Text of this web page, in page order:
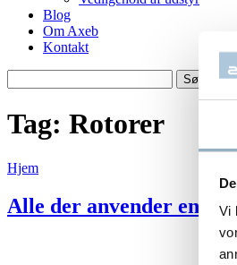
Vi
Blog
Om Axeb
Kontakt
efter
Søg
Tag: Rotorer
Hjem
Alle der anvender en